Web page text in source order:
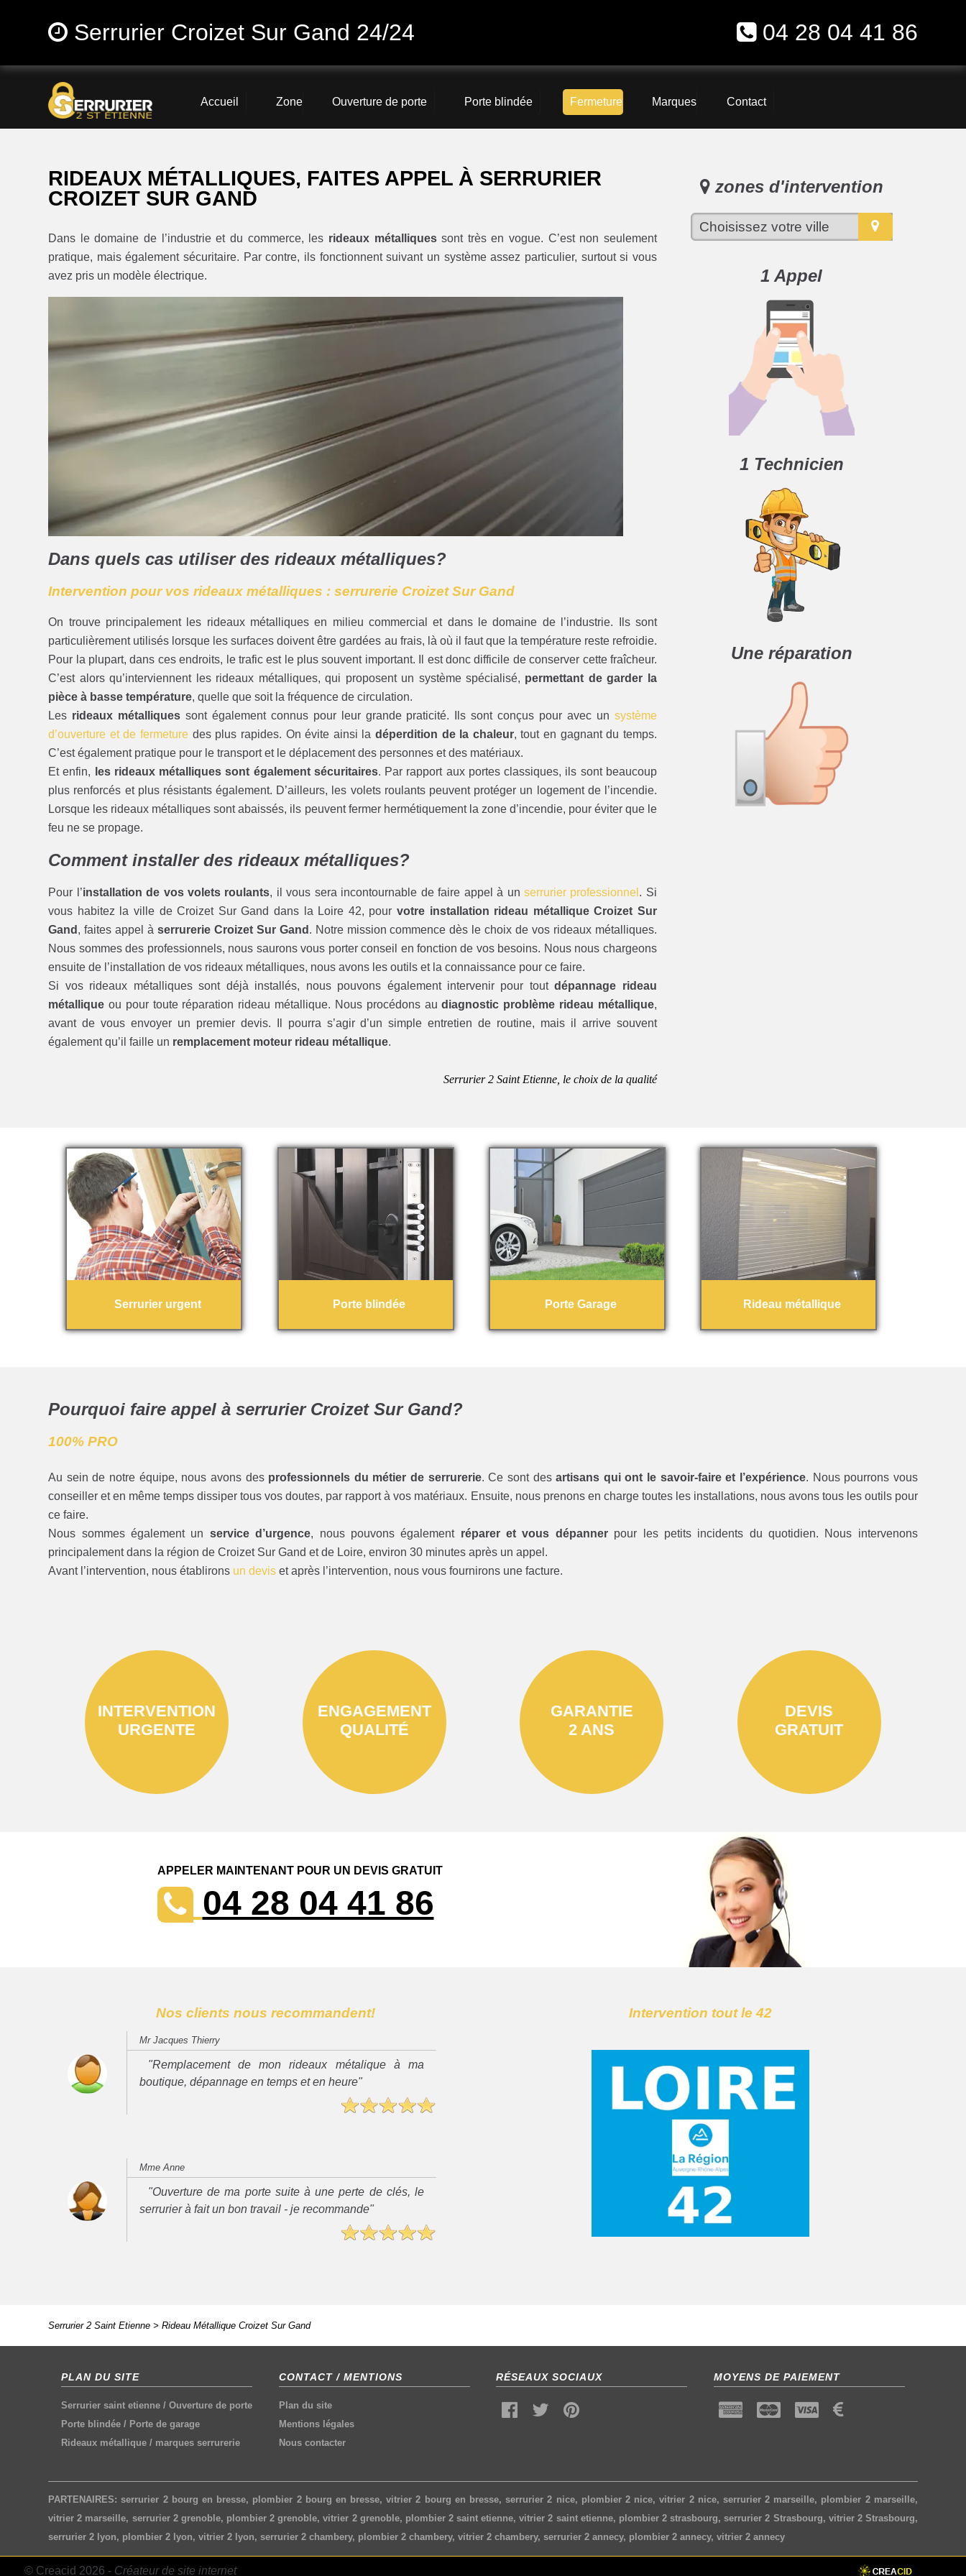
Serrurier Croizet Sur Gand 24/24 04 28 04 41 86
Accueil Zone Ouverture de porte Porte blindée Fermeture Marques Contact
RIDEAUX MÉTALLIQUES, FAITES APPEL À SERRURIER
CROIZET SUR GAND
Dans le domaine de l’industrie et du commerce, les rideaux métalliquessont très en vogue. C’est non seulement
pratique, mais également sécuritaire. Par contre, ils fonctionnent suivant un système assez particulier, surtout si vous
avez pris un modèle électrique.
Dans quels cas utiliser des rideaux métalliques?
Intervention pour vos rideaux métalliques : serrurerie Croizet Sur Gand
On trouve principalement les rideaux métalliques en milieu commercial et dans le domaine de l’industrie. Ils sont
particulièrement utilisés lorsque les surfaces doivent être gardées au frais, là où il faut que la température reste refroidie.
Pour la plupart, dans ces endroits, le trafic est le plus souvent important. Il est donc difficile de conserver cette fraîcheur.
C’est alors qu’interviennent les rideaux métalliques, qui proposent un système spécialisé, permettant de garder la
pièce à basse température, quelle que soit la fréquence de circulation.
Les rideaux métalliques sont également connus pour leur grande praticité. Ils sont conçus pour avec un système
d’ouverture et de fermeture des plus rapides. On évite ainsi la déperdition de la chaleur, tout en gagnant du temps.
C’est également pratique pour le transport et le déplacement des personnes et des matériaux.
Et enfin,
les rideaux métalliques sont également sécuritaires. Par rapport aux portes classiques, ils sont beaucoup
plus renforcés et plus résistants également. D’ailleurs, les volets roulants peuvent protéger un logement de l’incendie.
Lorsque les rideaux métalliques sont abaissés, ils peuvent fermer hermétiquement la zone d’incendie, pour éviter que le
feu ne se propage.
Comment installer des rideaux métalliques?
Pour l’installation de vos volets roulants, il vous sera incontournable de faire appel à un serrurier professionnel . Si
vous habitez la ville de Croizet Sur Gand dans la Loire 42, pour votre installation rideau métallique Croizet Sur
Gand , faites appel à serrurerie Croizet Sur Gand . Notre mission commence dès le choix de vos rideaux métalliques.
Nous sommes des professionnels, nous saurons vous porter conseil en fonction de vos besoins. Nous nous chargeons
ensuite de l’installation de vos rideaux métalliques, nous avons les outils et la connaissance pour ce faire.
Si vos rideaux métalliques sont déjà installés, nous pouvons également intervenir pour toutdépannage rideau
métallique ou pour toute réparation rideau métallique. Nous procédons audiagnostic problème rideau métallique,
avant de vous envoyer un premier devis. Il pourra s’agir d’un simple entretien de routine, mais il arrive souvent
également qu’il faille un remplacement moteur rideau métallique.
Serrurier 2 Saint Etienne, le choix de la qualité
zones d'intervention
1 Appel
1 Technicien
Une réparation
Serrurier urgent Porte blindée Porte Garage Rideau métallique
Pourquoi faire appel à serrurier Croizet Sur Gand?
100% PRO
Au sein de notre équipe, nous avons des professionnels du métier de serrurerie. Ce sont desartisans qui ont le savoir-faire et l’expérience. Nous pourrons vous
conseiller et en même temps dissiper tous vos doutes, par rapport à vos matériaux. Ensuite, nous prenons en charge toutes les installations, nous avons tous les outils pour
ce faire.
Nous sommes également un service d’urgence, nous pouvons également réparer et vous dépannerpour les petits incidents du quotidien. Nous intervenons
principalement dans la région de Croizet Sur Gand et de Loire, environ 30 minutes après un appel.
Avant l’intervention, nous établirons un devis et après l’intervention, nous vous fournirons une facture.
INTERVENTION
URGENTE
ENGAGEMENT
QUALITÉ
GARANTIE
2 ANS
DEVIS
GRATUIT
APPELER MAINTENANT POUR UN DEVIS GRATUIT
04 28 04 41 86
Nos clients nous recommandent!
Mr Jacques Thierry
"Remplacement de mon rideaux métalique à ma
boutique, dépannage en temps et en heure"
Mme Anne
"Ouverture de ma porte suite à une perte de clés, le
serrurier à fait un bon travail - je recommande"
Intervention tout le 42
Serrurier 2 Saint Etienne> Rideau Métallique Croizet Sur Gand
PLAN DU SITE
Serrurier saint etienne /Ouverture de porte
Porte blindée / Porte de garage
Rideaux métallique / marques serrurerie
CONTACT / MENTIONS
Plan du site
Mentions légales
Nous contacter
RÉSEAUX SOCIAUX MOYENS DE PAIEMENT
PARTENAIRES:serrurier 2 bourg en bresse, plombier 2 bourg en bresse,vitrier 2 bourg en bresse,serrurier 2 nice, plombier 2 nice,vitrier 2 nice, serrurier 2 marseille, plombier 2 marseille,
vitrier 2 marseille, serrurier 2 grenoble, plombier 2 grenoble,vitrier 2 grenoble, plombier 2 saint etienne,vitrier 2 saint etienne, plombier 2 strasbourg,serrurier 2 Strasbourg, vitrier 2 Strasbourg,
serrurier 2 lyon, plombier 2 lyon,vitrier 2 lyon,serrurier 2 chambery, plombier 2 chambery,vitrier 2 chambery,serrurier 2 annecy, plombier 2 annecy,vitrier 2 annecy
© Creacid 2026 - Créateur de site internet